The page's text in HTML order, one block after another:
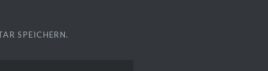
SPEICHERN.